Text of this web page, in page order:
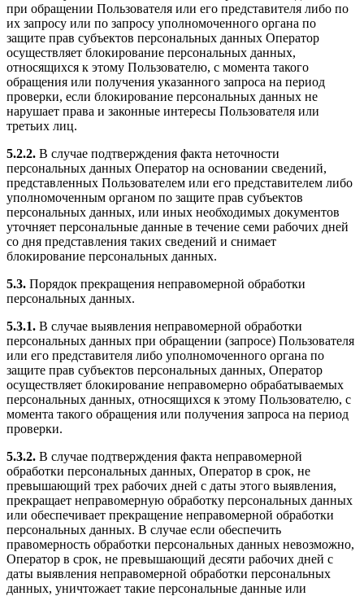
при обращении Пользователя или его представителя либо по
их запросу или по запросу уполномоченного органа по
защите прав субъектов персональных данных Оператор
осуществляет блокирование персональных данных,
относящихся к этому Пользователю, с момента такого
обращения или получения указанного запроса на период
проверки, если блокирование персональных данных не
нарушает права и законные интересы Пользователя или
третьих лиц.
5.2.2. В случае подтверждения факта неточности
персональных данных Оператор на основании сведений,
представленных Пользователем или его представителем либо
уполномоченным органом по защите прав субъектов
персональных данных, или иных необходимых документов
уточняет персональные данные в течение семи рабочих дней
со дня представления таких сведений и снимает
блокирование персональных данных.
5.3. Порядок прекращения неправомерной обработки
персональных данных.
5.3.1. В случае выявления неправомерной обработки
персональных данных при обращении (запросе) Пользователя
или его представителя либо уполномоченного органа по
защите прав субъектов персональных данных, Оператор
осуществляет блокирование неправомерно обрабатываемых
персональных данных, относящихся к этому Пользователю, с
момента такого обращения или получения запроса на период
проверки.
5.3.2. В случае подтверждения факта неправомерной
обработки персональных данных, Оператор в срок, не
превышающий трех рабочих дней с даты этого выявления,
прекращает неправомерную обработку персональных данных
или обеспечивает прекращение неправомерной обработки
персональных данных. В случае если обеспечить
правомерность обработки персональных данных невозможно,
Оператор в срок, не превышающий десяти рабочих дней с
даты выявления неправомерной обработки персональных
данных, уничтожает такие персональные данные или